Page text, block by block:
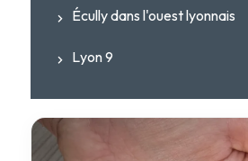
Écully dans l'ouest lyonnais
Lyon 9